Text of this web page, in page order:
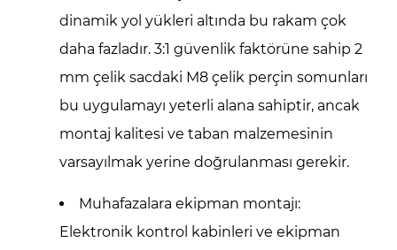
dinamik yol yükleri altında bu rakam çok
daha fazladır. 3:1 güvenlik faktörüne sahip 2
mm çelik sacdaki M8 çelik perçin somunları
bu uygulamayı yeterli alana sahiptir, ancak
montaj kalitesi ve taban malzemesinin
varsayılmak yerine doğrulanması gerekir.
Muhafazalara ekipman montajı:
Elektronik kontrol kabinleri ve ekipman